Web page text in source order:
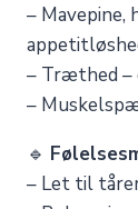
– Mavepine,
– Træthed –
–
🔹
– Let til